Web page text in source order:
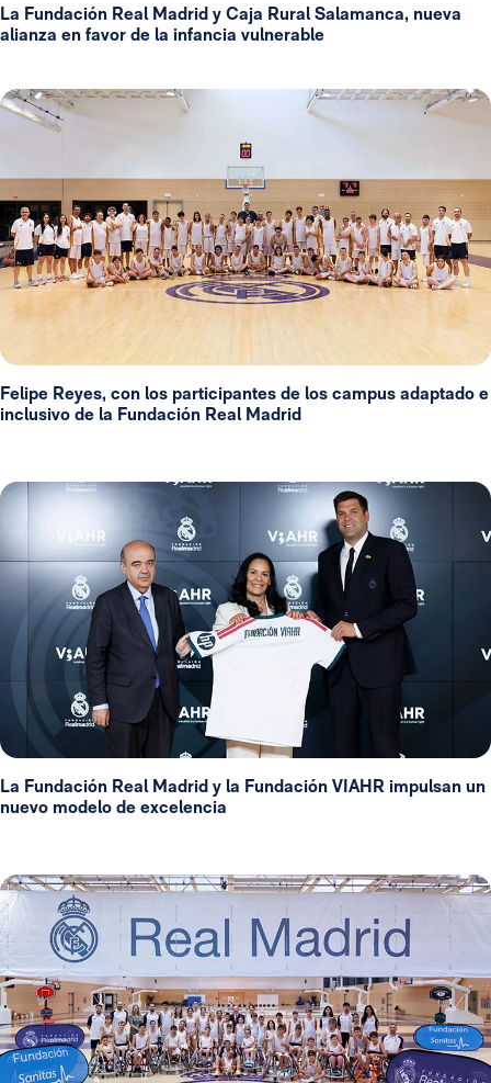
La Fundación Real Madrid y Caja Rural Salamanca, nueva
alianza en favor de la infancia vulnerable
Felipe Reyes, con los participantes de los campus adaptado e
inclusivo de la Fundación Real Madrid
La Fundación Real Madrid y la Fundación VIAHR impulsan un
nuevo modelo de excelencia